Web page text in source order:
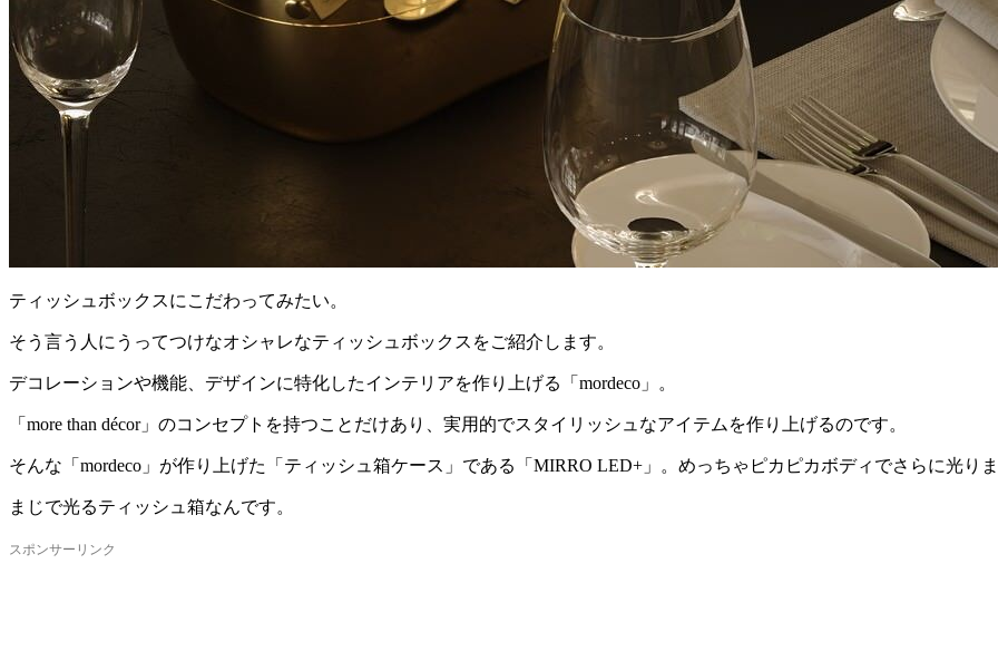
ティッシュボックスにこだわってみたい。
そう言う人にうってつけなオシャレなティッシュボックスをご紹介します。
デコレーションや機能、デザインに特化したインテリアを作り上げる「mordeco」。
「more than décor」のコンセプトを持つことだけあり、実用的でスタイリッシュなアイテムを作り上げるのです。
そんな「mordeco」が作り上げた「ティッシュ箱ケース」である「MIRRO LED+」。めっちゃピカピカボディでさらに光り
まじで光るティッシュ箱なんです。